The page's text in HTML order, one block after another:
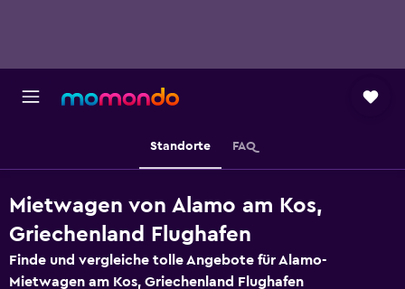
Standorte FAQ
Mietwagen von Alamo am Kos,
Griechenland Flughafen
Finde und vergleiche tolle Angebote für Alamo-
Mietwagen am Kos, Griechenland Flughafen